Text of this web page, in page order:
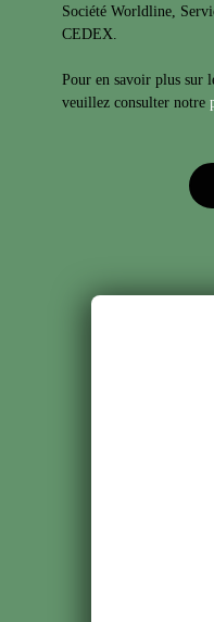
Société Worldline,
CEDEX.
Pour en savoir plus sur
veuillez consulter notre